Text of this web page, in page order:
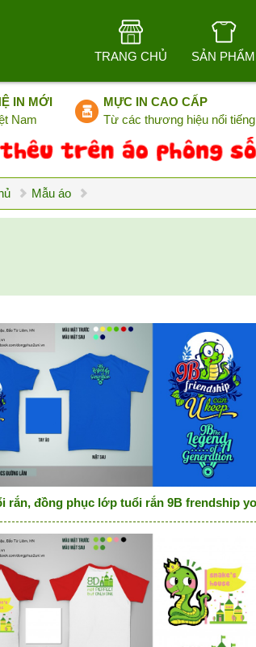
TRANG CHỦ SẢN PHẨM
IN MỚI
Nam
MỰC IN CAO CẤP
Từ các thương hiệu nổi tiếng
Mẫu áo
rắn, đồng phục lớp tuổi rắn 9B frendship